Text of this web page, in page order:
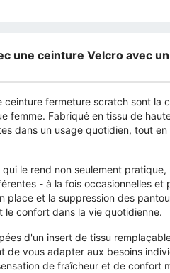
une ceinture Velcro avec
ceinture fermeture scratch sont la
femme. Fabriqué en tissu de
dans un usage quotidien, tout
le rend non seulement pratique,
- à la fois occasionnelles et
et la suppression des
confort dans la vie quotidienne.
d'un insert de tissu
de vous adapter aux besoins
de fraîcheur et de confort